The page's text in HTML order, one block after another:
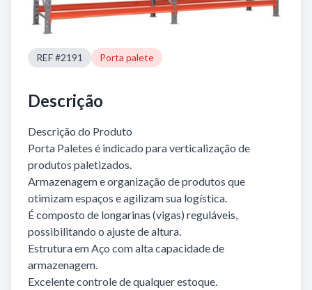
REF #2191 Porta palete
Descrição
Descrição do Produto
Porta Paletes é indicado para verticalização de
produtos paletizados.
Armazenagem e organização de produtos que
otimizam espaços e agilizam sua logística.
É composto de longarinas (vigas) reguláveis,
possibilitando o ajuste de altura.
Estrutura em Aço com alta capacidade de
armazenagem.
Excelente controle de qualquer estoque.